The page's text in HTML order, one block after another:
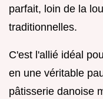
parfait, loin de la
traditionnelles.
C'est l'allié idéal
en une véritable
pâtisserie danoise